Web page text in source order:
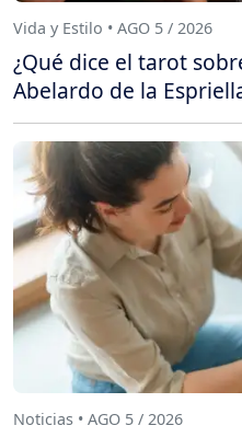
Vida y Estilo • AGO 5 / 2026
¿Qué dice el tarot
Abelardo de la
Noticias • AGO 5 / 2026